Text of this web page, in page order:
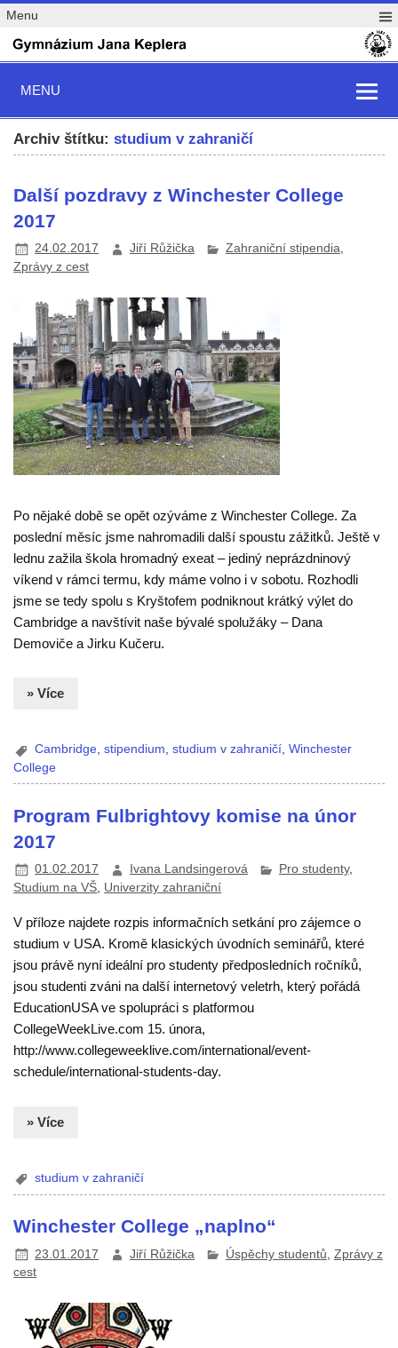
Menu
MENU
Archiv štítku:studium v zahraničí
Další pozdravy z Winchester College
2017
24.02.2017 Jiří Růžička Zahraniční stipendia,
Zprávy z cest
Po nějaké době se opět ozýváme z Winchester College. Za
poslední měsíc jsme nahromadili další spoustu zážitků. Ještě v
lednu zažila škola hromadný exeat – jediný neprázdninový
víkend v rámci termu, kdy máme volno i v sobotu. Rozhodli
jsme se tedy spolu s Kryštofem podniknout krátký výlet do
Cambridge a navštívit naše bývalé spolužáky – Dana
Demoviče a Jirku Kučeru.
» Více
Cambridge,stipendium,studium v zahraničí,Winchester
College
Program Fulbrightovy komise na únor
2017
01.02.2017 Ivana Landsingerová Pro studenty,
Studium na VŠ Univerzity zahraniční
V příloze najdete rozpis informačních setkání pro zájemce o
studium v USA. Kromě klasických úvodních seminářů, které
jsou právě nyní ideální pro studenty předposledních ročníků,
jsou studenti zváni na další internetový veletrh, který pořádá
EducationUSA ve spolupráci s platformou
CollegeWeekLive.com 15. února,
http://www.collegeweeklive.com/international/event-
schedule/international-students-day.
» Více
studium v zahraničí
Winchester College „naplno“
23.01.2017 Jiří Růžička Úspěchy studentů Zprávy z
cest